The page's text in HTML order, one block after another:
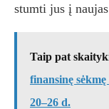
stumti jus į
Taip pat
finansinę
20–26 d.